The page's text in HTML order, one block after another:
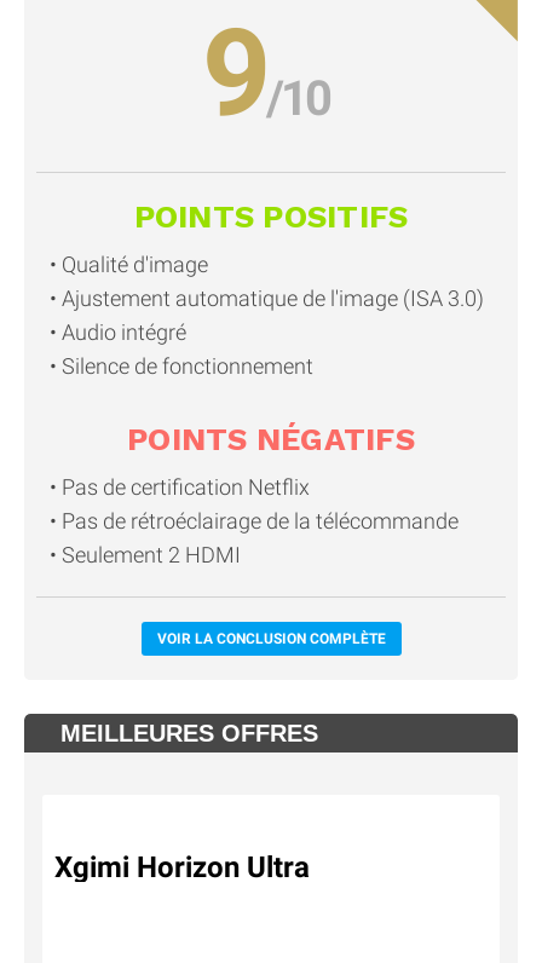
9
POINTS POSITIFS
Qualité d'image
Ajustement automatique de l'image (ISA 3.0)
Audio intégré
Silence de fonctionnement
POINTS NÉGATIFS
Pas de certification Netflix
Pas de rétroéclairage de la télécommande
Seulement 2 HDMI
VOIR LA CONCLUSION COMPLÈTE
MEILLEURES OFFRES
Xgimi Horizon Ultra